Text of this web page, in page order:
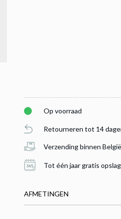
Op voorraad
Retourneren tot 14
Verzending binnen België
Tot één jaar gratis
AFMETINGEN